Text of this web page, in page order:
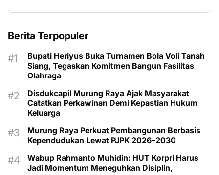
Berita Terpopuler
Bupati Heriyus Buka Turnamen Bola Voli Tanah
Siang, Tegaskan Komitmen Bangun Fasilitas
Olahraga
Disdukcapil Murung Raya Ajak Masyarakat
Catatkan Perkawinan Demi Kepastian Hukum
Keluarga
Murung Raya Perkuat Pembangunan Berbasis
Kependudukan Lewat PJPK 2026–2030
Wabup Rahmanto Muhidin: HUT Korpri Harus
Jadi Momentum Meneguhkan Disiplin,